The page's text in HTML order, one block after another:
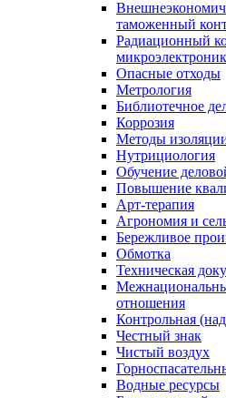
таможенный
Радиационный
Опасные отходы
Метрология
Библиотечное
Коррозия
Методы
Нутрициология
Обучение
Повышение
Арт-терапия
Агрономия и
Бережливое
Обмотка
Техническая
отношения
Контрольная
Честный знак
Чистый воздух
Водные ресурсы